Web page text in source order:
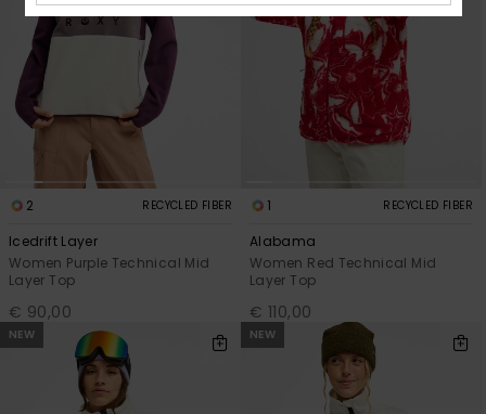
2 RECYCLED FIBER
Icedrift Layer
Women Purple Technical Mid
Layer Top
€ 90,00
1 RECYCLED FIBER
Alabama
Women Red Technical Mid
Layer Top
€ 110,00
NEW NEW